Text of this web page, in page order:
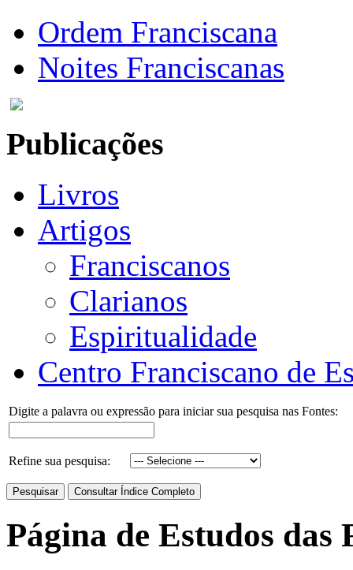
Ordem Franciscana
Noites Franciscanas
Publicações
Livros
Artigos
Franciscanos
Clarianos
Espiritualidade
Centro Franciscano de
Digite a palavra ou expressão para iniciar sua pesquisa nas Fontes:
Refine sua pesquisa:
Página de Estudos das